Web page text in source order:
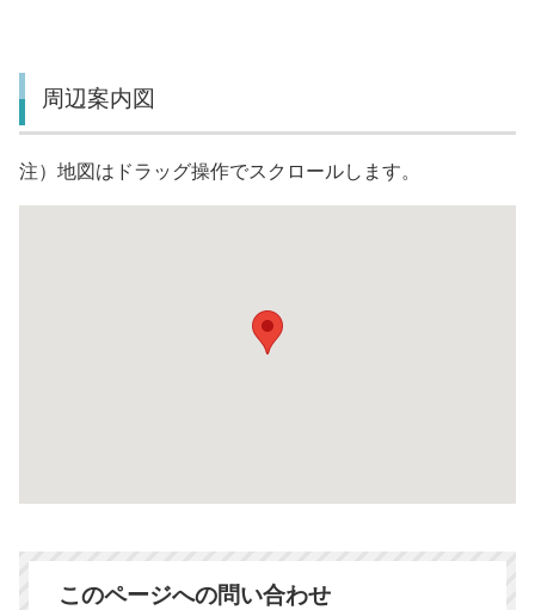
周辺案内図
注）地図はドラッグ操作でスクロールします。
このページへの問い合わせ